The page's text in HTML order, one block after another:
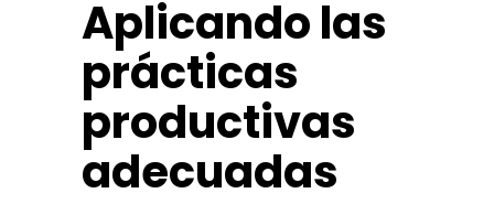
Aplicando las
prácticas
productivas
adecuadas